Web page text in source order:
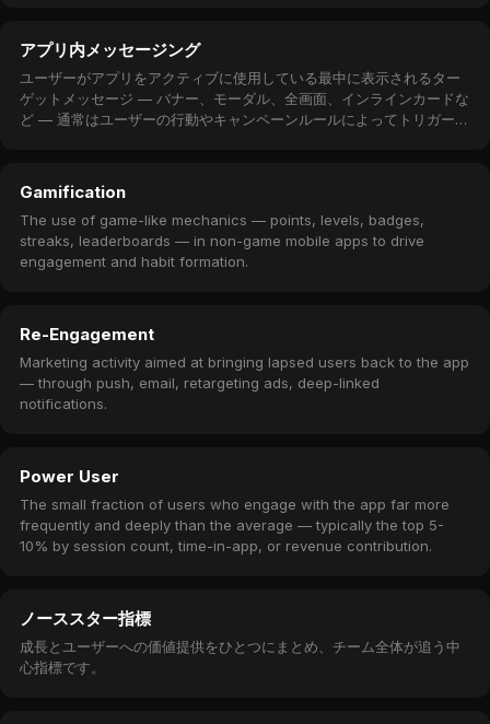
アプリ内メッセージング
ユーザーがアプリをアクティブに使用している最中に表示されるター
ゲットメッセージ — バナー、モーダル、全画面、インラインカードな
ど — 通常はユーザーの行動やキャンペーンルールによってトリガーさ
Gamification
The use of game-like mechanics — points, levels, badges,
streaks, leaderboards — in non-game mobile apps to drive
engagement and habit formation.
Re-Engagement
Marketing activity aimed at bringing lapsed users back to the app
— through push, email, retargeting ads, deep-linked
notifications.
Power User
The small fraction of users who engage with the app far more
frequently and deeply than the average — typically the top 5-
10% by session count, time-in-app, or revenue contribution.
ノーススター指標
成長とユーザーへの価値提供をひとつにまとめ、チーム全体が追う中
心指標です。